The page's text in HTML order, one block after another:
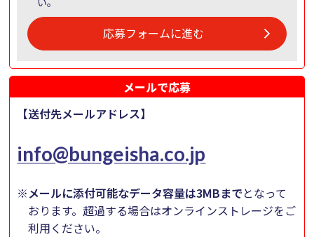
応募フォームに進む
メールで応募
【送付先メールアドレス】
info@bungeisha.co.jp
※メールに添付可能なデータ容量は3MBまでとなって
おります。超過する場合はオンラインストレージをご
利用ください。